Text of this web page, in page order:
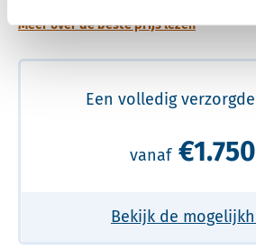
Meer over de beste prijs lezen
Een volledig
vanaf
Bekijk de